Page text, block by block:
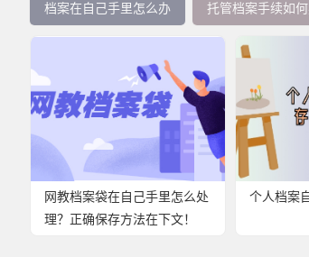
档案在自己手里怎么办 托管档案手续如
网教档案袋在自己手里怎么处
理？正确保存方法在下文！
个人档案